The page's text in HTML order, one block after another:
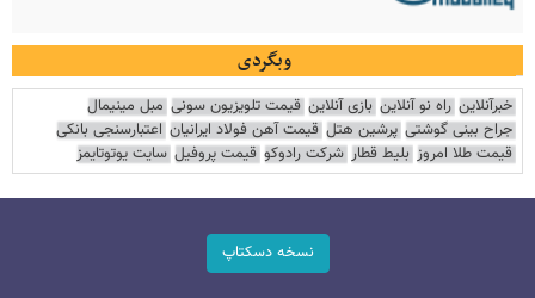
وبگردی
خبرآنلاین راه نو آنلاین بازی آنلاین قیمت تلویزیون سونی مبل مینیمال
جراح بینی گوشتی پرشین هتل قیمت آهن فولاد ایرانیان اعتبارسنجی بانکی
قیمت طلا امروز بلیط قطار شرکت رادوکو قیمت پروفیل سایت یوتوتایمز
نسخه دسکتاپ